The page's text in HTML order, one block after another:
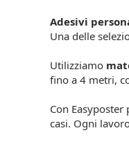
Adesivi
Una delle
Utilizziamo
fino a 4 metri,
Con
casi. Ogni